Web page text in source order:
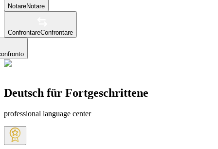
NotareNotare
ConfrontareConfrontare
Deutsch für Fortgeschrittene
professional language center